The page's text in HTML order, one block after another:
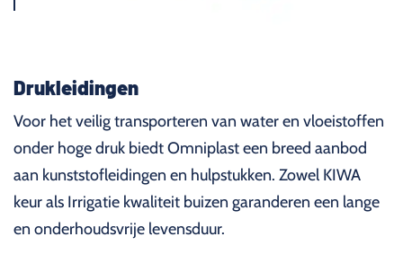
Drukleidingen
Voor het veilig transporteren van water en vloeistoffen
onder hoge druk biedt Omniplast een breed aanbod
aan kunststofleidingen en hulpstukken. Zowel KIWA
keur als Irrigatie kwaliteit buizen garanderen een lange
en onderhoudsvrije levensduur.